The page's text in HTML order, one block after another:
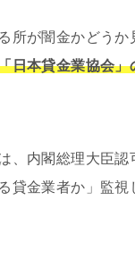
所が闇金かどうか
日本貸金業協会」
、内閣総理大臣認
貸金業者か」監視